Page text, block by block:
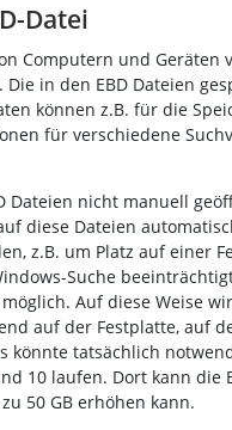
Datei
Computern und
Die in den EBD Dateien
können z.B. für die
für verschiedene
Dateien nicht manuell
diese Dateien
z.B. um Platz auf einer
Suche
Auf diese Weise
auf der Festplatte, auf
könnte tatsächlich
10 laufen. Dort kann die
50 GB erhöhen kann.